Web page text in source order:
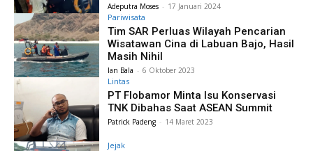
Adeputra Moses - 17 Januari 2024
Pariwisata
Tim SAR Perluas Wilayah Pencarian
Wisatawan Cina di Labuan Bajo, Hasil
Masih Nihil
Ian Bala - 6 Oktober 2023
Lintas
PT Flobamor Minta Isu Konservasi
TNK Dibahas Saat ASEAN Summit
Patrick Padeng - 14 Maret 2023
Jejak